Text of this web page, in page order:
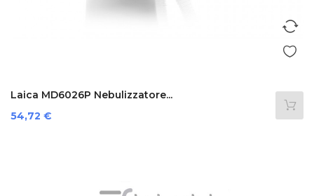
Laica MD6026P Nebulizzatore...
Prezzo
54,72 €